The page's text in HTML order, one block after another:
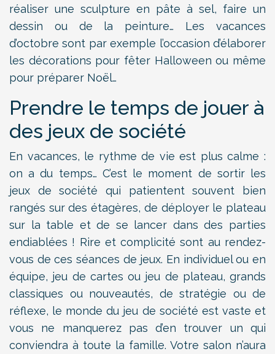
réaliser une sculpture en pâte à sel, faire un
dessin ou de la peinture… Les vacances
d’octobre sont par exemple l’occasion d’élaborer
les décorations pour fêter Halloween ou même
pour préparer Noël…
Prendre le temps de jouer à
des jeux de société
En vacances, le rythme de vie est plus calme :
on a du temps… C’est le moment de sortir les
jeux de société qui patientent souvent bien
rangés sur des étagères, de déployer le plateau
sur la table et de se lancer dans des parties
endiablées ! Rire et complicité sont au rendez-
vous de ces séances de jeux. En individuel ou en
équipe, jeu de cartes ou jeu de plateau, grands
classiques ou nouveautés, de stratégie ou de
réflexe, le monde du jeu de société est vaste et
vous ne manquerez pas d’en trouver un qui
conviendra à toute la famille. Votre salon n’aura